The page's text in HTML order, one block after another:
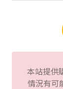
本站提供
情況有可